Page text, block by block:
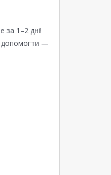
за 1–2 дні!
допомогти —